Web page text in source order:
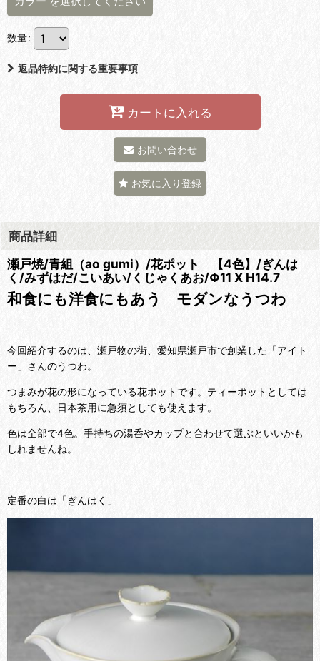
数量:
返品特約に関する重要事項
カートに入れる
お問い合わせ
お気に入り登録
商品詳細
瀬戸焼/青組（ao gumi）/花ポット 【4色】/ぎんは
く/みずはだ/こいあい/くじゃくあお/Φ11 X H14.7
和食にも洋食にもあう モダンなうつわ
今回紹介するのは、瀬戸物の街、愛知県瀬戸市で創業した「アイト
ー」さんのうつわ。
つまみが花の形になっている花ポットです。ティーポットとしては
もちろん、日本茶用に急須としても使えます。
色は全部で4色。手持ちの湯呑やカップと合わせて選ぶといいかも
しれませんね。
定番の白は「ぎんはく」